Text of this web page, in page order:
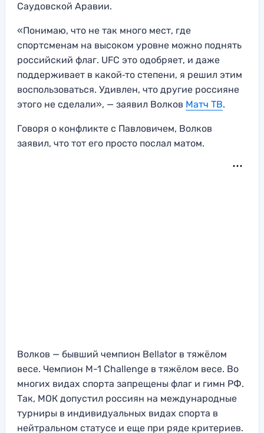
Саудовской Аравии.
«Понимаю, что не так много мест, где
спортсменам на высоком уровне можно поднять
российский флаг. UFC это одобряет, и даже
поддерживает в какой‑то степени, я решил этим
воспользоваться. Удивлен, что другие россияне
этого не сделали», — заявил Волков Матч ТВ.
Говоря о конфликте с Павловичем, Волков
заявил, что тот его просто послал матом.
Волков — бывший чемпион Bellator в тяжёлом
весе. Чемпион M-1 Challenge в тяжёлом весе. Во
многих видах спорта запрещены флаг и гимн РФ.
Так, МОК допустил россиян на международные
турниры в индивидуальных видах спорта в
нейтральном статусе и еще при ряде критериев.